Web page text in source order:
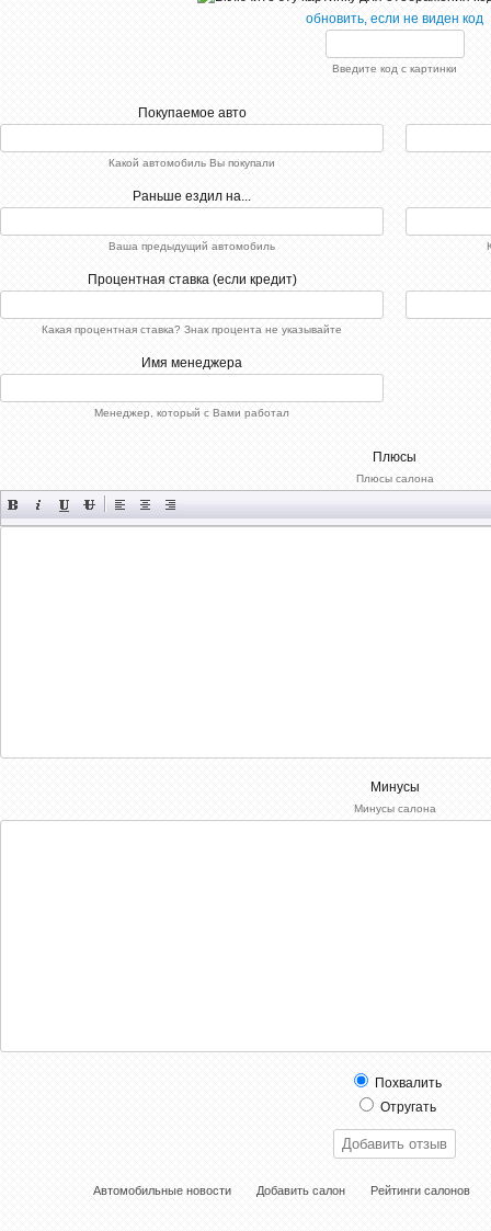
обновить, если не виден код
Введите код с картинки
Покупаемое авто
Какой автомобиль Вы покупали
Раньше ездил на...
Ваша предыдущий автомобиль
Процентная ставка (если кредит)
Какая процентная ставка? Знак процента не указывайте
Имя менеджера
Менеджер, который с Вами работал
Плюсы
Плюсы салона
Минусы
Минусы салона
Похвалить
Отругать
Автомобильные новости Добавить салон Рейтинги салонов